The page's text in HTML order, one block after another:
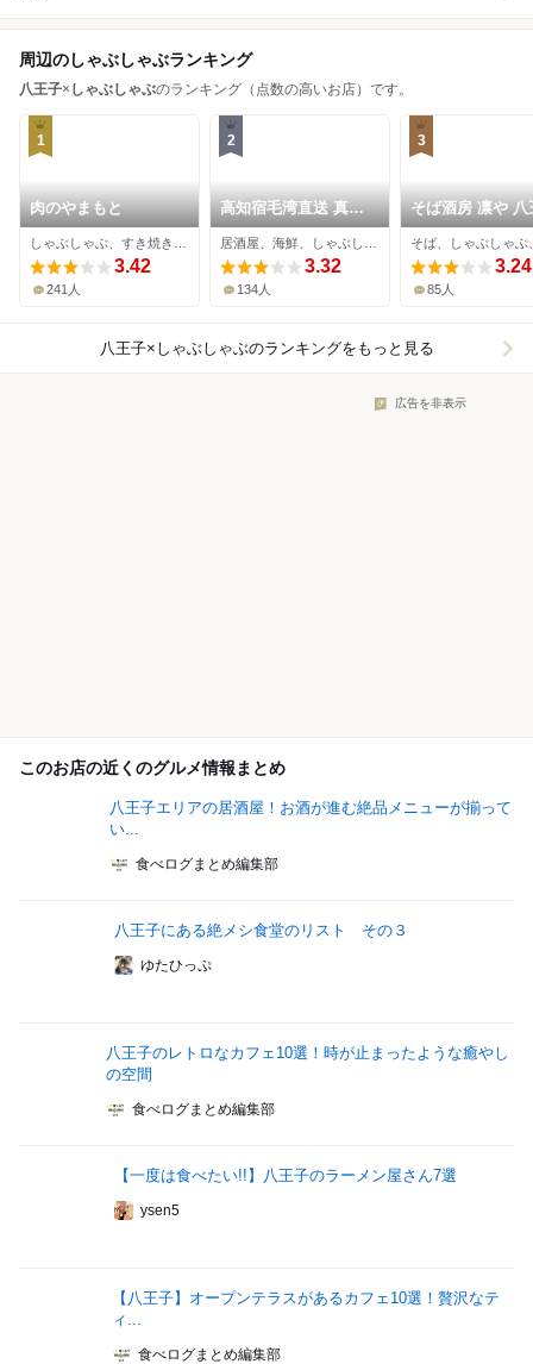
周辺のしゃぶしゃぶランキング
八王子× しゃぶしゃぶのランキング（点数の高いお店）です。
1
肉のやまもと
3.42
241人
2
高知宿毛湾直送 真鯛
処 ざまに
3.32
134人
3
そば酒房 凛や 八
店
3.24
85人
八王子×しゃぶしゃぶのランキングをもっと見る
広告を非表示
このお店の近くのグルメ情報まとめ
八王子エリアの居酒屋！お酒が進む絶品メニューが揃って
い...
食べログまとめ編集部
八王子にある絶メシ食堂のリスト その３
ゆたひっぷ
八王子のレトロなカフェ10選！時が止まったような癒やし
の空間
食べログまとめ編集部
【一度は食べたい!!】八王子のラーメン屋さん7選
ysen5
【八王子】オープンテラスがあるカフェ10選！贅沢なテ
ィ...
食べログまとめ編集部